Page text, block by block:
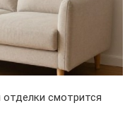
отделки смотрится